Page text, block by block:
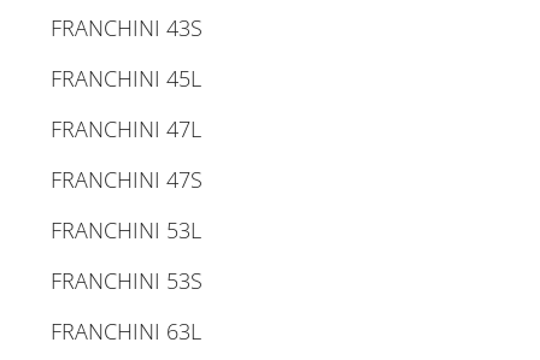
FRANCHINI 43S
FRANCHINI 45L
FRANCHINI 47L
FRANCHINI 47S
FRANCHINI 53L
FRANCHINI 53S
FRANCHINI 63L